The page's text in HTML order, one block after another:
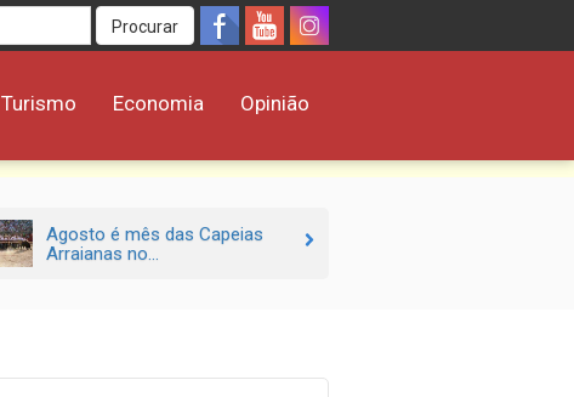
Procurar
Turismo Economia Opinião
Agosto é mês das Capeias
Arraianas no...